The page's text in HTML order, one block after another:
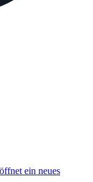
ein neues